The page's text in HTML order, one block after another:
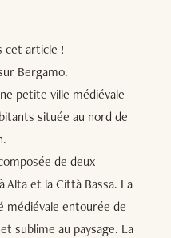
cet article !
Bergamo.
petite ville médiévale
située au nord de
de deux
et la Città Bassa. La
médiévale entourée de
sublime au paysage. La